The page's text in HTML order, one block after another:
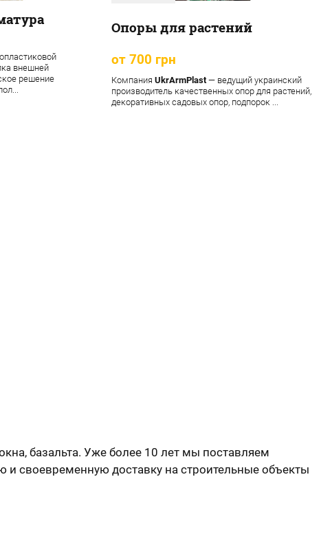
внешней
решение
Опоры для растений
от 700 грн
Компания UkrArmPlast— ведущий украинский
производитель качественных опор для растений,
декоративных садовых опор, подпорок ...
базальта. Уже более 10 лет мы поставляем
и своевременную доставку на строительные объекты